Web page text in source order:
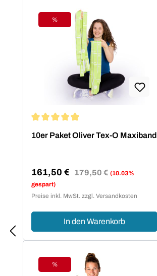
Langhantel, sowie die Rubber-O
und Tex-O Bänder haben sich in
Studios, Vereinen und Therapie
Einrichtungen nachhaltig bewährt
und sind zu Recht beliebt bei den
Anwendern.
Rabatt
%
10er Paket Oliver Tex-O Maxiband
Verkaufspreis:
161,50 € Regulärer Preis:
179,50 € (10.03%
gespart)
Preise inkl. MwSt. zzgl. Versandkosten
In den Warenkorb
Rabatt
%